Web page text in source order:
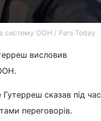
в систему ООН / Pars Today
висловив
сказав під час
переговорів.